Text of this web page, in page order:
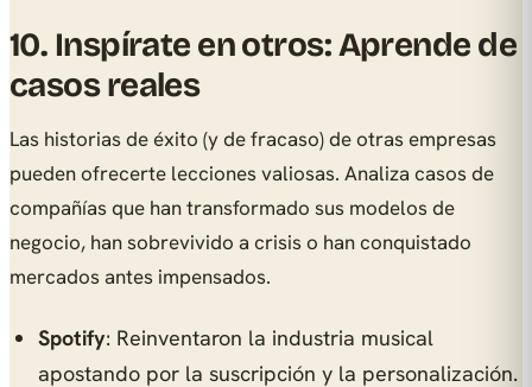
10. Inspírate en otros: Aprende de
casos reales
Las historias de éxito (y de fracaso) de otras empresas
pueden ofrecerte lecciones valiosas. Analiza casos de
compañías que han transformado sus modelos de
negocio, han sobrevivido a crisis o han conquistado
mercados antes impensados.
Spotify: Reinventaron la industria musical
apostando por la suscripción y la personalización.